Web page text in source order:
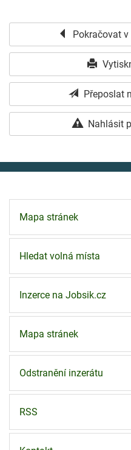
Pokračovat
Přeposlat
Nahlásit
Mapa stránek
Hledat volná místa
Inzerce na Jobsik.cz
Mapa stránek
Odstranění inzerátu
RSS